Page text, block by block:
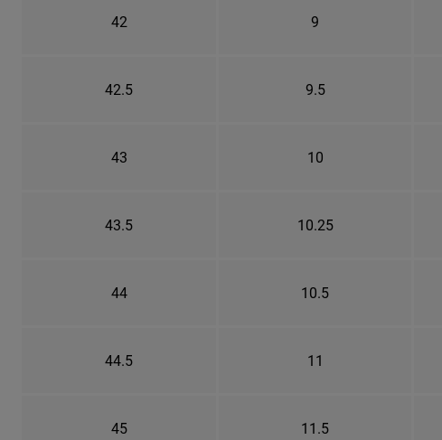
42 9
42.5 9.5
43 10
43.5 10.25
44 10.5
44.5 11
45 11.5